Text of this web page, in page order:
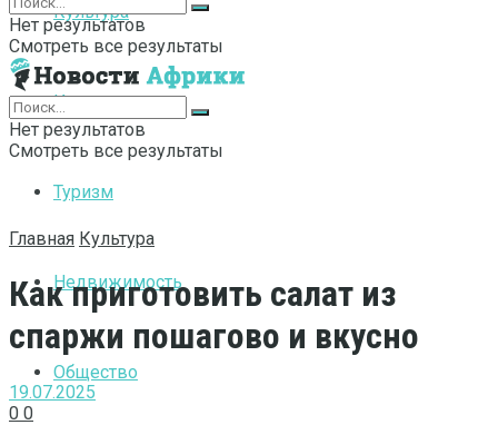
Культура
Интернет
Туризм
Недвижимость
Общество
Нет результатов
Смотреть все результаты
Нет результатов
Смотреть все результаты
Главная Культура
Как приготовить салат из
спаржи пошагово и вкусно
19.07.2025
0 0